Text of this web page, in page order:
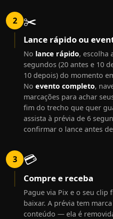
2 ✂️
Lance rápido ou
No lance rápido, escolha
segundos (20 antes e 10
10 depois) do momento
No evento completo,
marcações para achar
fim do trecho que quer
assista à prévia de 6
confirmar o lance antes
3 💳
Compre e receba
Pague via Pix e o seu clip
baixar. A prévia tem
conteúdo — ela é